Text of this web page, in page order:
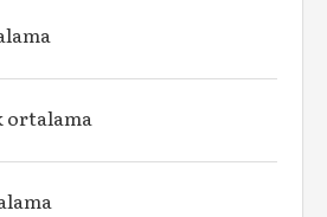
ortalama